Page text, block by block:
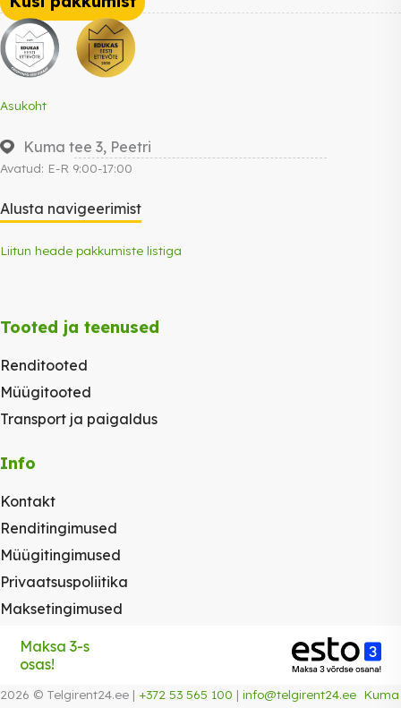
Asukoht
Kuma tee 3, Peetri
Avatud: E-R 9:00-17:00
Alusta navigeerimist
Liitun heade pakkumiste listiga
Tooted ja teenused
Renditooted
Müügitooted
Transport ja paigaldus
Info
Kontakt
Renditingimused
Müügitingimused
Privaatsuspoliitika
Maksetingimused
Maksa 3-s
osas!
2026 © Telgirent24.ee | +372 53 565 100 | info@telgirent24.ee Kuma